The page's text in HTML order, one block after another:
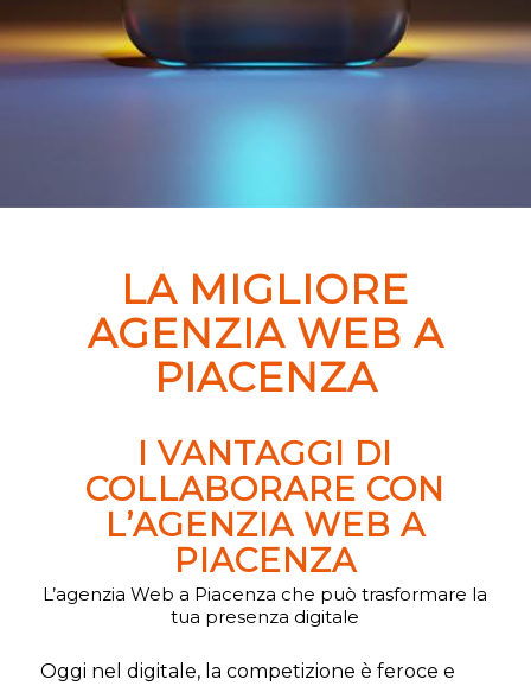
LA MIGLIORE
AGENZIA WEB A
PIACENZA
I VANTAGGI DI
COLLABORARE CON
L’AGENZIA WEB A
PIACENZA
L’agenzia Web a Piacenza che può trasformare la
tua presenza digitale
Oggi nel digitale, la competizione è feroce e